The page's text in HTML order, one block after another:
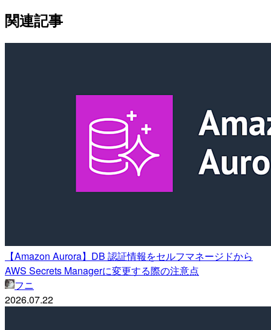
関連記事
【Amazon Aurora】DB 認証情報をセルフマネージドから
AWS Secrets Managerに変更する際の注意点
フニ
2026.07.22